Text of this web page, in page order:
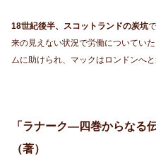
18世紀後半、スコットランドの炭坑
来の見えない状況で労働についてい
ムに助けられ、マックはロンドンへ
「ラナーク―四巻からなる
（著）